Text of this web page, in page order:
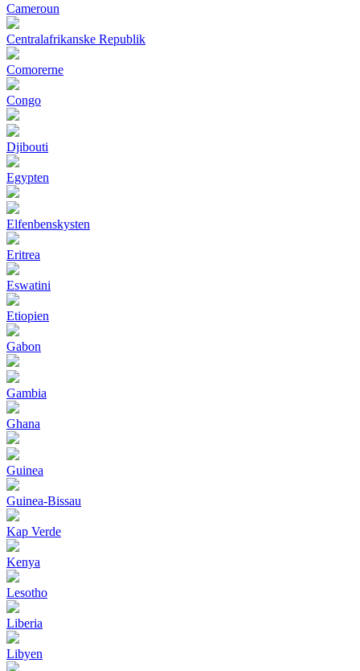
Cameroun
Centralafrikanske Republik
Comorerne
Congo
Djibouti
Egypten
Elfenbenskysten
Eritrea
Eswatini
Etiopien
Gabon
Gambia
Ghana
Guinea
Guinea-Bissau
Kap Verde
Kenya
Lesotho
Liberia
Libyen